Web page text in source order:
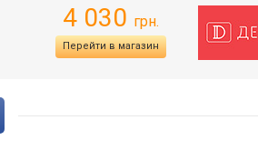
4 030 грн.
Перейти в магазин